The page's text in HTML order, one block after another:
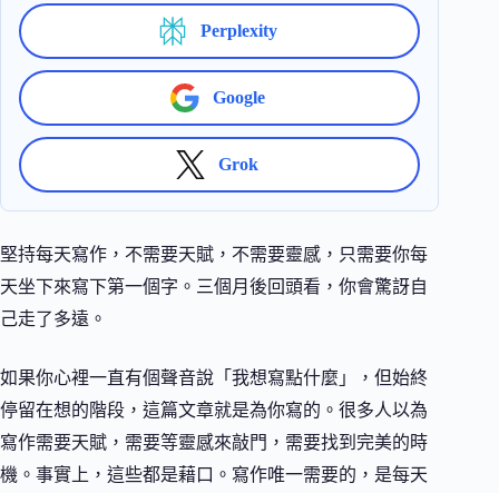
Perplexity
Google
Grok
堅持每天寫作，不需要天賦，不需要靈感，只需要你每
天坐下來寫下第一個字。三個月後回頭看，你會驚訝自
己走了多遠。
如果你心裡一直有個聲音說「我想寫點什麼」，但始終
停留在想的階段，這篇文章就是為你寫的。很多人以為
寫作需要天賦，需要等靈感來敲門，需要找到完美的時
機。事實上，這些都是藉口。寫作唯一需要的，是每天